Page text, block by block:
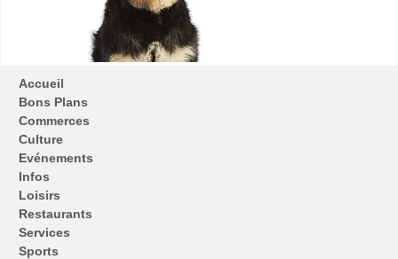
Accueil
Bons Plans
Commerces
Culture
Evénements
Infos
Loisirs
Restaurants
Services
Sports